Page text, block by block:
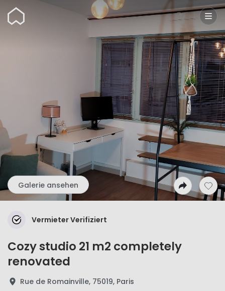
Wunderflats
Galerie ansehen
Vermieter Verifiziert
Cozy studio 21 m2 completely
renovated
Rue de Romainville, 75019, Paris